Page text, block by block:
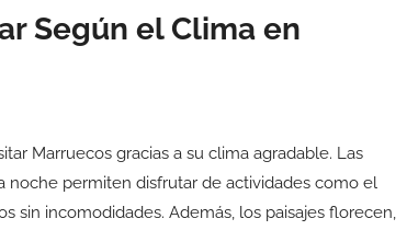
Según el Clima en
Marruecos gracias a su clima agradable. Las
noche permiten disfrutar de actividades como el
sin incomodidades. Además, los paisajes florecen,